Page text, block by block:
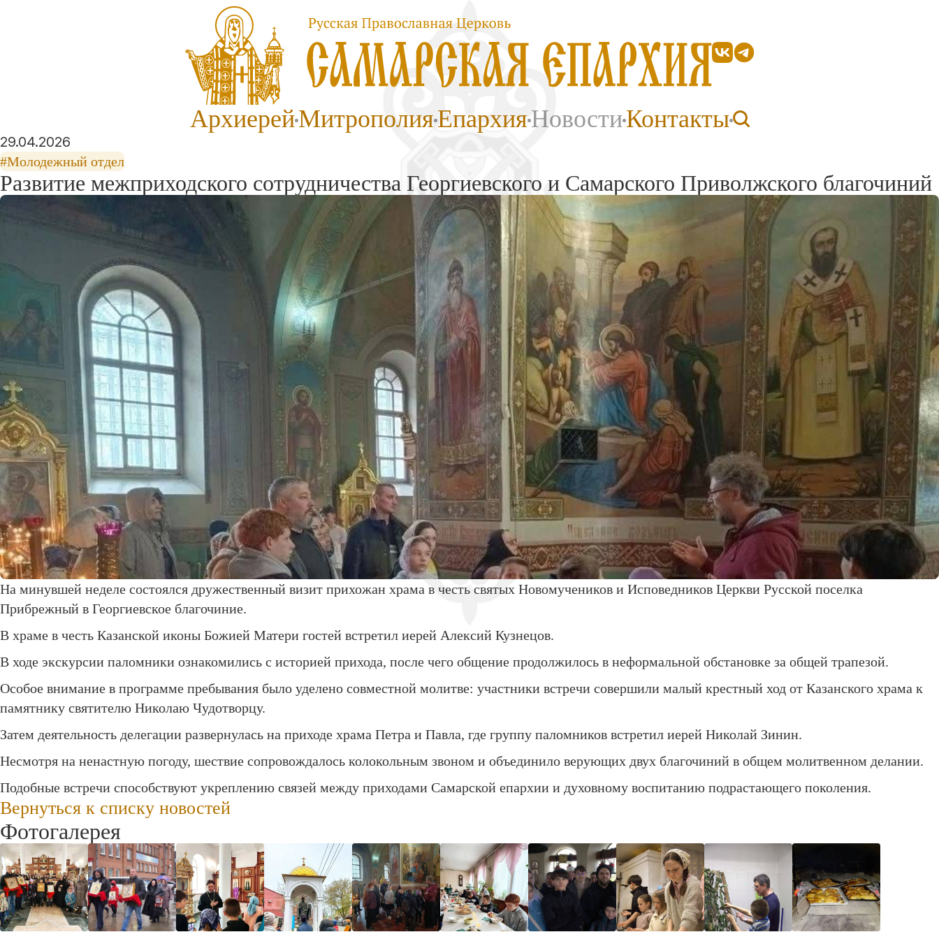
АрхиерейМитрополияЕпархияНовостиКонтакты
29.04.2026
#Молодежный отдел
Развитие межприходского сотрудничества Георгиевского и Самарского Приволжского благочиний
На минувшей неделе состоялся дружественный визит прихожан храма в честь святых Новомучеников и Исповедников Церкви Русской поселка
Прибрежный в Георгиевское благочиние.
В храме в честь Казанской иконы Божией Матери гостей встретил иерей Алексий Кузнецов.
В ходе экскурсии паломники ознакомились с историей прихода, после чего общение продолжилось в неформальной обстановке за общей трапезой.
Особое внимание в программе пребывания было уделено совместной молитве: участники встречи совершили малый крестный ход от Казанского храма к
памятнику святителю Николаю Чудотворцу.
Затем деятельность делегации развернулась на приходе храма Петра и Павла, где группу паломников встретил иерей Николай Зинин.
Несмотря на ненастную погоду, шествие сопровождалось колокольным звоном и объединило верующих двух благочиний в общем молитвенном делании.
Подобные встречи способствуют укреплению связей между приходами Самарской епархии и духовному воспитанию подрастающего поколения.
Вернуться к списку новостей
Фотогалерея